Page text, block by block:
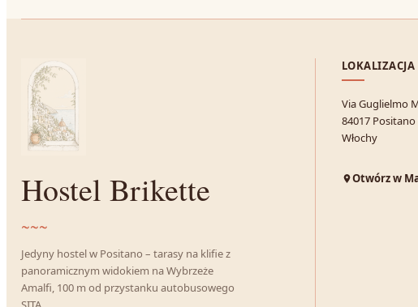
Hostel Brikette
~~~
Jedyny hostel w Positano – tarasy na klifie z
panoramicznym widokiem na Wybrzeże
Amalfi, 100 m od przystanku autobusowego
LOKALIZACJA
Via Guglielmo
84017 Positano
Włochy
Otwórz w